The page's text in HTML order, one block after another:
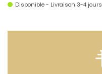
Disponible - Livraison 3-4 jours